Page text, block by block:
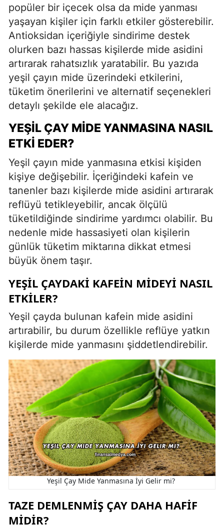
popüler bir içecek olsa da mide yanması
yaşayan kişiler için farklı etkiler gösterebilir.
Antioksidan içeriğiyle sindirime destek
olurken bazı hassas kişilerde mide asidini
artırarak rahatsızlık yaratabilir. Bu yazıda
yeşil çayın mide üzerindeki etkilerini,
tüketim önerilerini ve alternatif seçenekleri
detaylı şekilde ele alacağız.
YEŞIL ÇAY MIDE YANMASINA NASIL
ETKI EDER?
Yeşil çayın mide yanmasına etkisi kişiden
kişiye değişebilir. İçeriğindeki kafein ve
tanenler bazı kişilerde mide asidini artırarak
reflüyü tetikleyebilir, ancak ölçülü
tüketildiğinde sindirime yardımcı olabilir. Bu
nedenle mide hassasiyeti olan kişilerin
günlük tüketim miktarına dikkat etmesi
büyük önem taşır.
YEŞIL ÇAYDAKI KAFEIN MIDEYI NASIL
ETKILER?
Yeşil çayda bulunan kafein mide asidini
artırabilir, bu durum özellikle reflüye yatkın
kişilerde mide yanmasını şiddetlendirebilir.
Yeşil Çay Mide Yanmasına İyi Gelir mi?
TAZE DEMLENMIŞ ÇAY DAHA HAFIF
MIDIR?